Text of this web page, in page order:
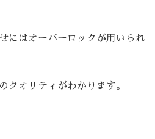
にはオーバーロックが用いられ
クオリティがわかります。